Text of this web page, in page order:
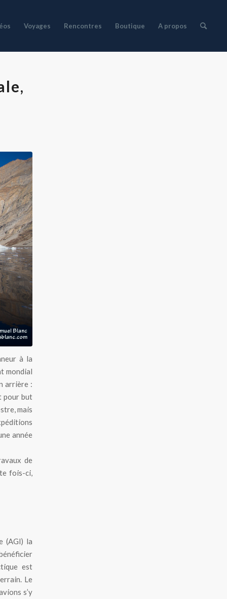
Voyages Rencontres Boutique A propos
à la
mondial
arrière :
pour but
mais
année
de
fois-ci,
(AGI) la
est
Le
s’y